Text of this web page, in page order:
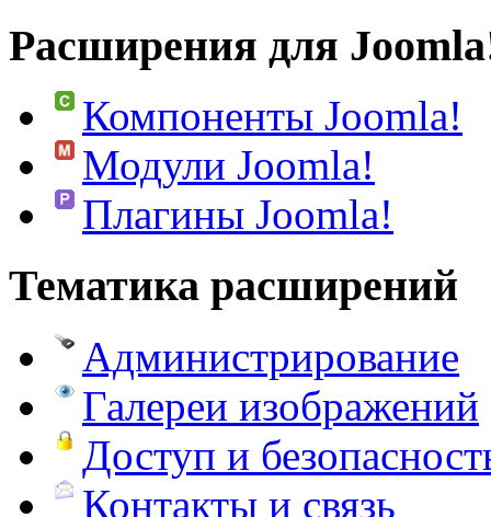
Расширения для
Компоненты Joomla!
Модули Joomla!
Плагины Joomla!
Тематика расширений
Администрирование
Галереи изображений
Доступ и
Контакты и связь